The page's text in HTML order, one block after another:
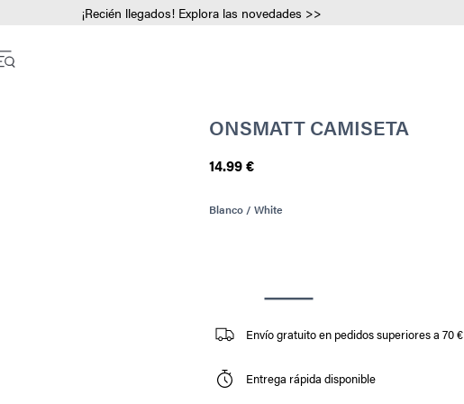
¡Recién llegados! Explora las novedades >>
ONSMATT CAMISETA
14.99 €
Blanco / White
Envío gratuito en pedidos superiores a 70 €
Entrega rápida disponible